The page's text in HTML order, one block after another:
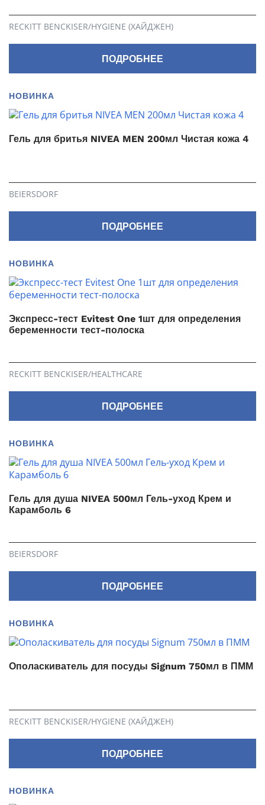
RECKITT BENCKISER/HYGIENE (ХАЙДЖЕН)
ПОДРОБНЕЕ
НОВИНКА
Гель для бритья NIVEA MEN 200мл Чистая кожа 4
BEIERSDORF
ПОДРОБНЕЕ
НОВИНКА
Экспресс-тест Evitest One 1шт для определения
беременности тест-полоска
RECKITT BENCKISER/НEALTHСARE
ПОДРОБНЕЕ
НОВИНКА
Гель для душа NIVEA 500мл Гель-уход Крем и
Карамболь 6
BEIERSDORF
ПОДРОБНЕЕ
НОВИНКА
Ополаскиватель для посуды Signum 750мл в ПММ
RECKITT BENCKISER/HYGIENE (ХАЙДЖЕН)
ПОДРОБНЕЕ
НОВИНКА